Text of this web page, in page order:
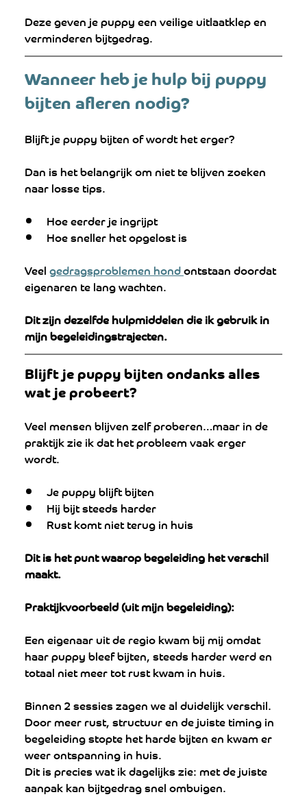
Deze geven je puppy een veilige uitlaatklep en
verminderen bijtgedrag.
Wanneer heb je hulp bij puppy
bijten afleren nodig?
Blijft je puppy bijten of wordt het erger?
Dan is het belangrijk om niet te blijven zoeken
naar losse tips.
Hoe eerder je ingrijpt
Hoe sneller het opgelost is
Veel gedragsproblemen hond ontstaan doordat
eigenaren te lang wachten.
Dit zijn dezelfde hulpmiddelen die ik gebruik in
mijn begeleidingstrajecten.
Blijft je puppy bijten ondanks alles
wat je probeert?
Veel mensen blijven zelf proberen…maar in de
praktijk zie ik dat het probleem vaak erger
wordt.
Je puppy blijft bijten
Hij bijt steeds harder
Rust komt niet terug in huis
Dit is het punt waarop begeleiding het verschil
maakt.
Praktijkvoorbeeld (uit mijn begeleiding):
Een eigenaar uit de regio kwam bij mij omdat
haar puppy bleef bijten, steeds harder werd en
totaal niet meer tot rust kwam in huis.
Binnen 2 sessies zagen we al duidelijk verschil.
Door meer rust, structuur en de juiste timing in
begeleiding stopte het harde bijten en kwam er
weer ontspanning in huis.
Dit is precies wat ik dagelijks zie: met de juiste
aanpak kan bijtgedrag snel ombuigen.